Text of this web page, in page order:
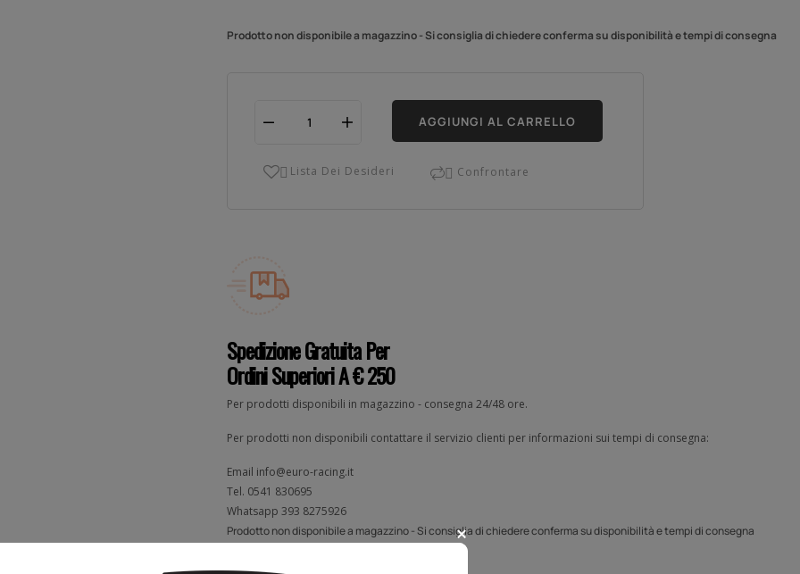
Prodotto non disponibile a magazzino - Si consiglia di chiedere conferma su disponibilità e tempi di consegna
AGGIUNGI AL CARRELLO
 Lista Dei Desideri  Confrontare
Spedizione Gratuita Per
Ordini Superiori A € 250
Per prodotti disponibili in magazzino - consegna 24/48 ore.
Per prodotti non disponibili contattare il servizio clienti per informazioni sui tempi di consegna:
Email info@euro-racing.it
Tel. 0541 830695
Whatsapp 393 8275926
Prodotto non disponibile a magazzino - Si consiglia di chiedere conferma su disponibilità e tempi di consegna